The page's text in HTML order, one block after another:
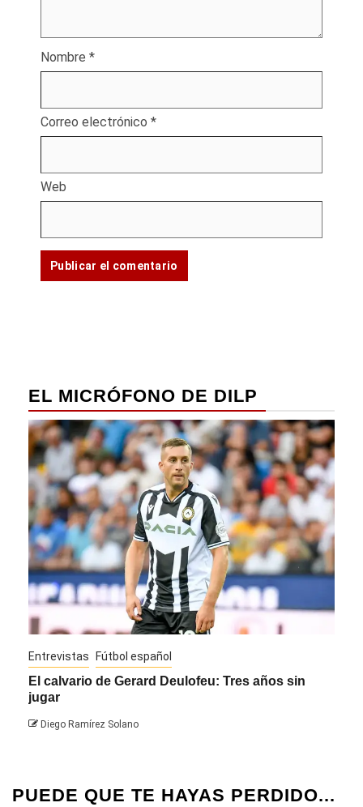
Nombre *
Correo electrónico *
Web
EL MICRÓFONO DE DILP
Entrevistas Fútbol español
El calvario de Gerard Deulofeu: Tres años sin
jugar
Diego Ramírez Solano
PUEDE QUE TE HAYAS PERDIDO...